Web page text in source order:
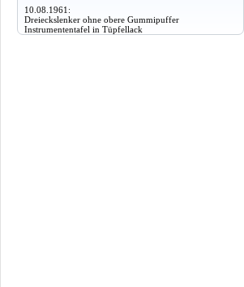
10.08.1961:
Dreieckslenker ohne obere Gummipuffer
Instrumententafel in Tüpfellack